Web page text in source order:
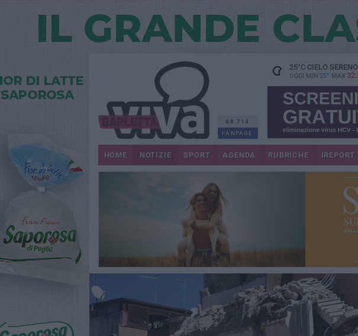
68.713
FANPAGE
25°CCIELO SERENO
OGGI MIN 25° MAX
HOME NOTIZIE SPORT AGENDA RUBRICHE IREPORT